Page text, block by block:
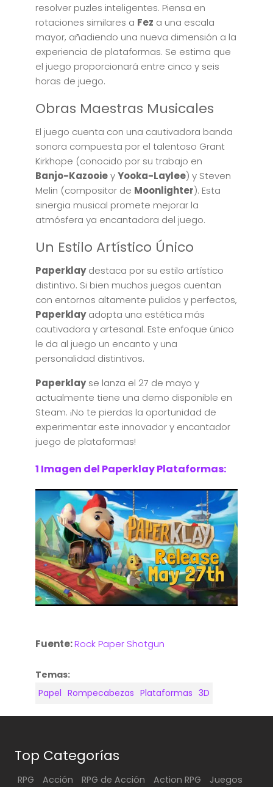
resolver puzles inteligentes. Piensa en
rotaciones similares a Fez a una escala
mayor, añadiendo una nueva dimensión a la
experiencia de plataformas. Se estima que
el juego proporcionará entre cinco y seis
horas de juego.
Obras Maestras Musicales
El juego cuenta con una cautivadora banda
sonora compuesta por el talentoso Grant
Kirkhope (conocido por su trabajo en
Banjo-KazooieyYooka-Laylee) y Steven
Melin (compositor de Moonlighter). Esta
sinergia musical promete mejorar la
atmósfera ya encantadora del juego.
Un Estilo Artístico Único
Paperklaydestaca por su estilo artístico
distintivo. Si bien muchos juegos cuentan
con entornos altamente pulidos y perfectos,
Paperklayadopta una estética más
cautivadora y artesanal. Este enfoque único
le da al juego un encanto y una
personalidad distintivos.
Paperklayse lanza el 27 de mayo y
actualmente tiene una demo disponible en
Steam. ¡No te pierdas la oportunidad de
experimentar este innovador y encantador
juego de plataformas!
1 Imagen del Paperklay Plataformas:
Fuente:Rock Paper Shotgun
Temas:
Papel Rompecabezas Plataformas 3D
Top Categorías
RPG Acción RPG de Acción Action RPG Juegos